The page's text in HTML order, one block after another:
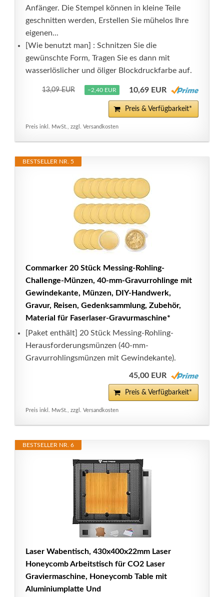
Anfänger. Die Stempel können in kleine Teile
geschnitten werden, Erstellen Sie mühelos Ihre
eigenen...
[Wie benutzt man] : Schnitzen Sie die
gewünschte Form, Tragen Sie es dann mit
wasserlöslicher und öliger Blockdruckfarbe auf.
13,09 EUR −2,40 EUR 10,69 EUR
Preis & Verfügbarkeit*
Preis inkl. MwSt., zzgl. Versandkosten
BESTSELLER NR. 5
Commarker 20 Stück Messing-Rohling-
Challenge-Münzen, 40-mm-Gravurrohlinge mit
Gewindekante, Münzen, DIY-Handwerk,
Gravur, Reisen, Gedenksammlung, Zubehör,
Material für Faserlaser-Gravurmaschine*
[Paket enthält] 20 Stück Messing-Rohling-
Herausforderungsmünzen (40-mm-
Gravurrohlingsmünzen mit Gewindekante).
45,00 EUR
Preis & Verfügbarkeit*
Preis inkl. MwSt., zzgl. Versandkosten
BESTSELLER NR. 6
Laser Wabentisch, 430x400x22mm Laser
Honeycomb Arbeitstisch für CO2 Laser
Graviermaschine, Honeycomb Table mit
Aluminiumplatte Und